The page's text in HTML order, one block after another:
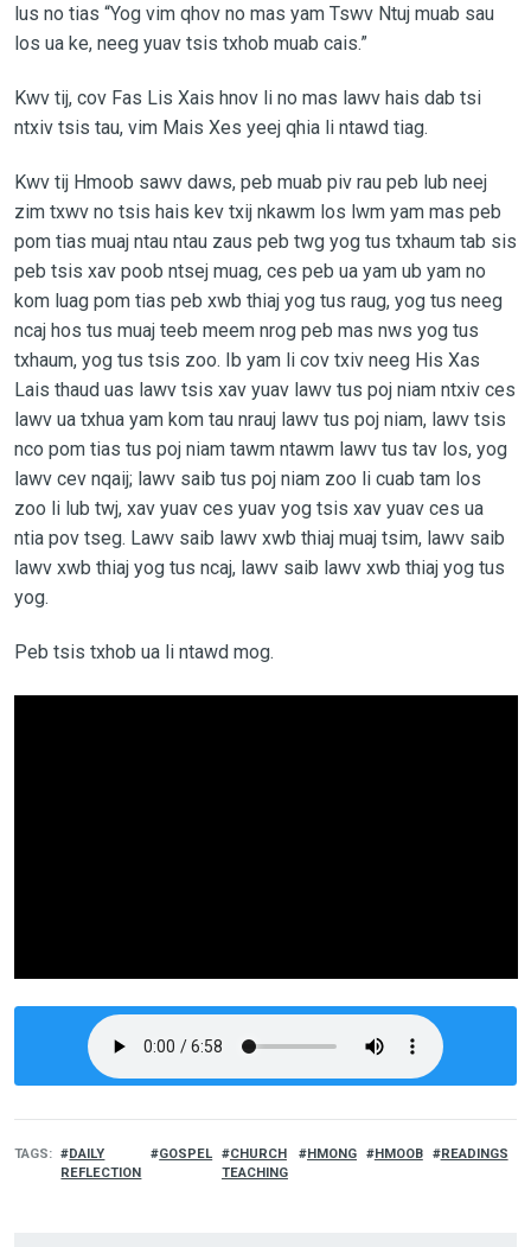
lus no tias “Yog vim qhov no mas yam Tswv Ntuj muab sau
los ua ke, neeg yuav tsis txhob muab cais.”
Kwv tij, cov Fas Lis Xais hnov li no mas lawv hais dab tsi
ntxiv tsis tau, vim Mais Xes yeej qhia li ntawd tiag.
Kwv tij Hmoob sawv daws, peb muab piv rau peb lub neej
zim txwv no tsis hais kev txij nkawm los lwm yam mas peb
pom tias muaj ntau ntau zaus peb twg yog tus txhaum tab sis
peb tsis xav poob ntsej muag, ces peb ua yam ub yam no
kom luag pom tias peb xwb thiaj yog tus raug, yog tus neeg
ncaj hos tus muaj teeb meem nrog peb mas nws yog tus
txhaum, yog tus tsis zoo. Ib yam li cov txiv neeg His Xas
Lais thaud uas lawv tsis xav yuav lawv tus poj niam ntxiv ces
lawv ua txhua yam kom tau nrauj lawv tus poj niam, lawv tsis
nco pom tias tus poj niam tawm ntawm lawv tus tav los, yog
lawv cev nqaij; lawv saib tus poj niam zoo li cuab tam los
zoo li lub twj, xav yuav ces yuav yog tsis xav yuav ces ua
ntia pov tseg. Lawv saib lawv xwb thiaj muaj tsim, lawv saib
lawv xwb thiaj yog tus ncaj, lawv saib lawv xwb thiaj yog tus
yog.
Peb tsis txhob ua li ntawd mog.
TAGS
DAILY
REFLECTION
GOSPEL
CHURCH
TEACHING
HMONG HMOOB READINGS